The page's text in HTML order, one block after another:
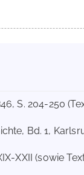
S. 204-250
Bd. 1,
XXII (sowie